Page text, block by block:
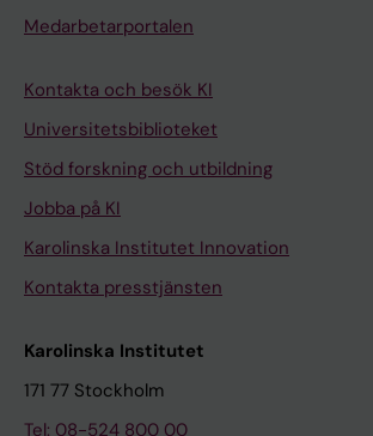
Medarbetarportalen
Kontakta och besök KI
Universitetsbiblioteket
Stöd forskning och utbildning
Jobba på KI
Karolinska Institutet Innovation
Kontakta presstjänsten
Karolinska Institutet
171 77 Stockholm
Tel: 08-524 800 00